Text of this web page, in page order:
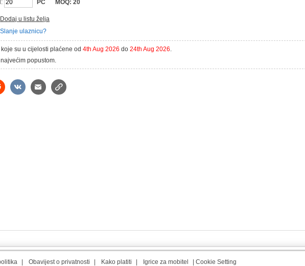
PC MOQ: 20
Dodaj u listu želja
Slanje ulaznicu?
su u cijelosti plaćene od 4th Aug 2026 do 24th Aug 2026.
popustom.
Obavijest o privatnosti Kako platiti Igrice za mobitel Cookie Setting